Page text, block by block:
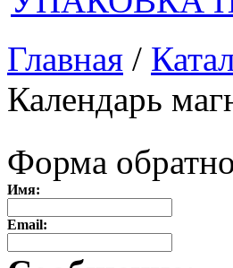
Главная /
Календарь
Форма
Имя:
Email: